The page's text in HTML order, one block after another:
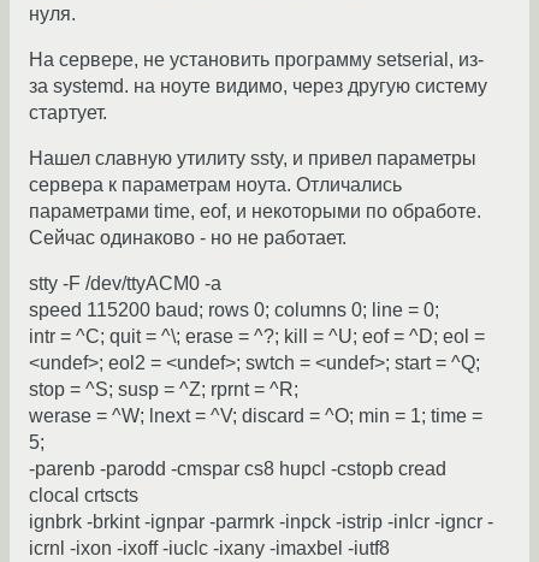
нуля.
На сервере, не установить программу setserial, из-
за systemd. на ноуте видимо, через другую систему
стартует.
Нашел славную утилиту ssty, и привел параметры
сервера к параметрам ноута. Отличались
параметрами time, eof, и некоторыми по обработе.
Сейчас одинаково - но не работает.
stty -F /dev/ttyACM0 -a
speed 115200 baud; rows 0; columns 0; line = 0;
intr = ^C; quit = ^\; erase = ^?; kill = ^U; eof = ^D; eol =
<undef>; eol2 = <undef>; swtch = <undef>; start = ^Q;
stop = ^S; susp = ^Z; rprnt = ^R;
werase = ^W; lnext = ^V; discard = ^O; min = 1; time =
5;
-parenb -parodd -cmspar cs8 hupcl -cstopb cread
clocal crtscts
ignbrk -brkint -ignpar -parmrk -inpck -istrip -inlcr -igncr -
icrnl -ixon -ixoff -iuclc -ixany -imaxbel -iutf8